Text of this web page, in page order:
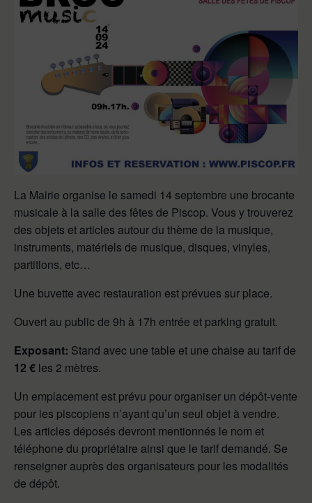
La Mairie organise le samedi 14 septembre une brocante
musicale à la salle des fêtes de Piscop. Vous y trouverez
des objets et articles autour du thème de la musique,
instruments, matériels de musique, disques, vinyles,
partitions, etc…
Une buvette avec restauration est prévues sur place.
Ouvert au public de 9h à 17h entrée et parking gratuit.
Exposant: Stand avec une table et une chaise au tarif de
12 € les 2 mètres.
Un emplacement est prévu pour organiser un dépôt-vente
pour les piscopiens n’ayant qu’un seul objet à vendre.
Les articles déposés devront mentionnés le nom et
téléphone du propriétaire ainsi que le tarif demandé. Se
renseigner auprès des organisateurs pour les modalités
de dépôt.